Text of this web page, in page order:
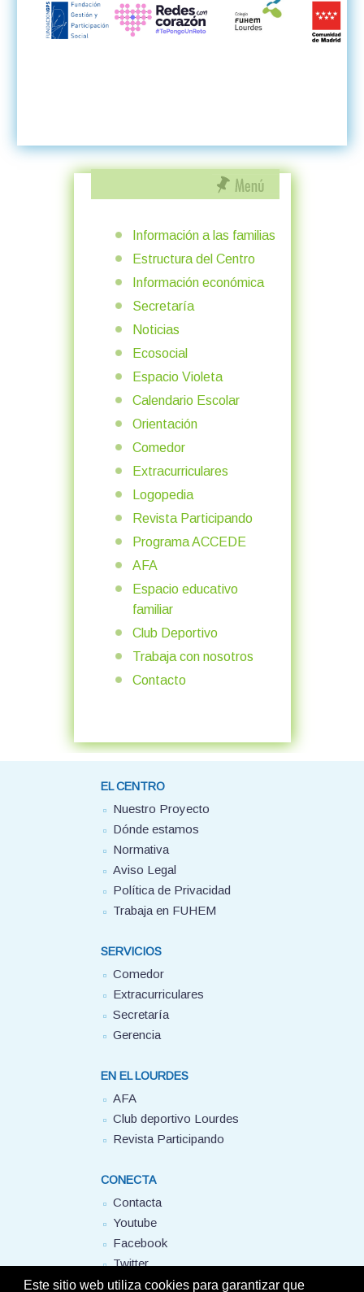
Este sitio web utiliza cookies para garantizar que
Información a las familias
Estructura del Centro
Información económica
Secretaría
Noticias
Ecosocial
Espacio Violeta
Calendario Escolar
Orientación
Comedor
Extracurriculares
Logopedia
Revista Participando
Programa ACCEDE
AFA
Espacio educativo
familiar
Club Deportivo
Trabaja con nosotros
Contacto
EL CENTRO
Nuestro Proyecto
Dónde estamos
Normativa
Aviso Legal
Política de Privacidad
Trabaja en FUHEM
SERVICIOS
Comedor
Extracurriculares
Secretaría
Gerencia
EN EL LOURDES
AFA
Club deportivo Lourdes
Revista Participando
CONECTA
Contacta
Youtube
Facebook
Twitter
FUHEM